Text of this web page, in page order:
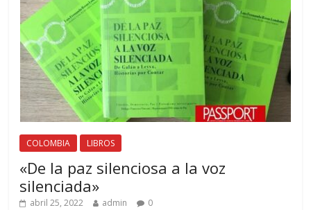
COLOMBIA LIBROS
«De la paz silenciosa a la voz
silenciada»
abril 25, 2022 admin 0